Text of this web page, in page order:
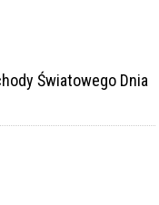
Światowego Dnia